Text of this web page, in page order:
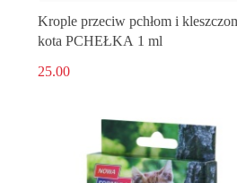
Krople przeciw pchłom i
kota PCHEŁKA 1 ml
25.00